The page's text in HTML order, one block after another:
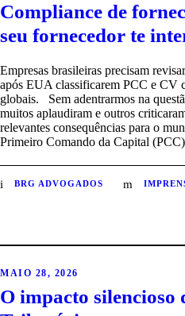
Compliance de
seu fornecedor te
Empresas brasileiras precisam
após EUA classificarem PCC e CV
globais. Sem adentrarmos na
muitos aplaudiram e outros
relevantes consequências para o
Primeiro Comando da Capital
BRG ADVOGADOS
MAIO 28, 2026
O impacto silencioso